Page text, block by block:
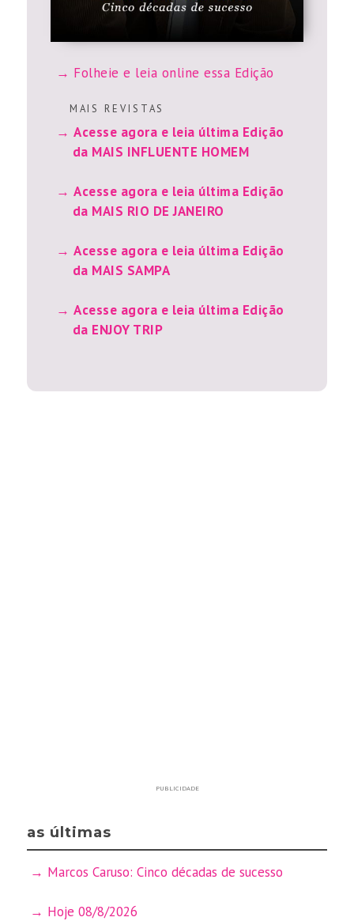
Folheie e leia online essa Edição
M A I S R E V I S T A S
Acesse agora e leia última Edição
da MAIS INFLUENTE HOMEM
Acesse agora e leia última Edição
da MAIS RIO DE JANEIRO
Acesse agora e leia última Edição
da MAIS SAMPA
Acesse agora e leia última Edição
da ENJOY TRIP
PUBLICIDADE
as últimas
Marcos Caruso: Cinco décadas de sucesso
Hoje 08/8/2026